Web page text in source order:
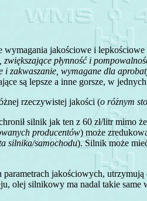
jakościowe i
płynność i
zakwaszanie, wymagane dla
są lepsze a inne gorsze, w
rzeczywistej jakości (o różnym
silnik jak ten z 60 zł/litr
producentów) może
silnika/samochodu). Silnik może
jakościowych,
olej silnikowy ma nadal takie same